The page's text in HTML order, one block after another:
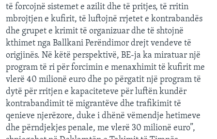
të forcojnë sistemet e azilit dhe të pritjes, të rritin
mbrojtjen e kufirit, të luftojnë rrjetet e kontrabandës
dhe grupet e krimit të organizuar dhe të shtojnë
kthimet nga Ballkani Perëndimor drejt vendeve të
origjinës. Në këtë perspektivë, BE-ja ka miratuar një
program të ri për forcimin e menaxhimit të kufirit me
vlerë 40 milionë euro dhe po përgatit një program të
dytë për rritjen e kapaciteteve për luftën kundër
kontrabandimit të migrantëve dhe trafikimit të
qenieve njerëzore, duke i dhënë vëmendje hetimeve
dhe përndjekjes penale, me vlerë 30 milionë euro”,